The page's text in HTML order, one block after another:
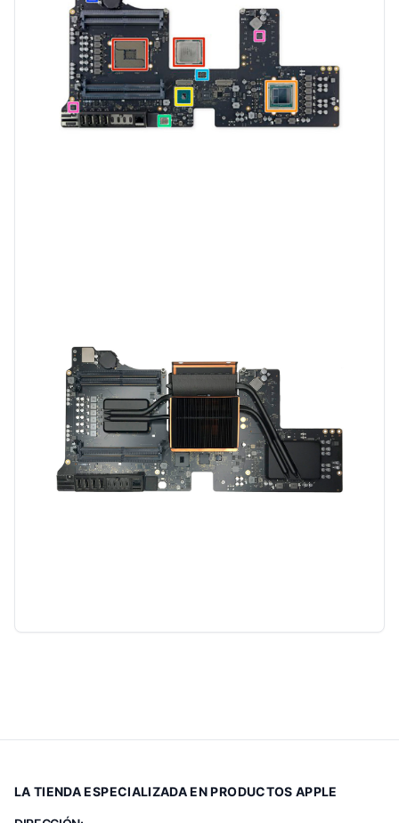
LA TIENDA ESPECIALIZADA EN PRODUCTOS APPLE